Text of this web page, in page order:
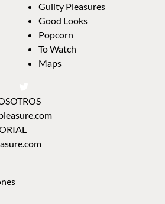
Guilty Pleasures
Good Looks
Popcorn
To Watch
Maps